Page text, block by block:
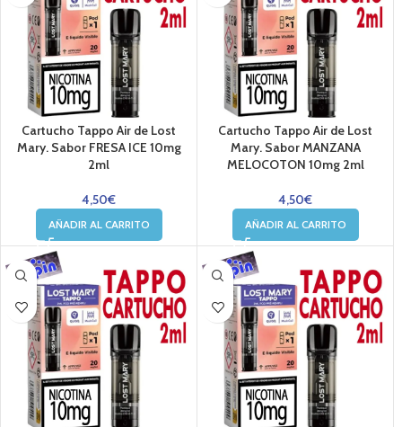
Cartucho Tappo Air de Lost
Mary. Sabor FRESA ICE 10mg
2ml
4,50€
AÑADIR AL CARRITO
Cartucho Tappo Air de Lost
Mary. Sabor MANZANA
MELOCOTON 10mg 2ml
4,50€
AÑADIR AL CARRITO